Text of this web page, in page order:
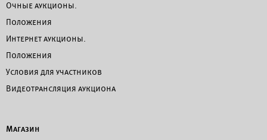
Очные аукционы.
Положения
Интернет аукционы.
Положения
Условия для участников
Видеотрансляция аукциона
Магазин